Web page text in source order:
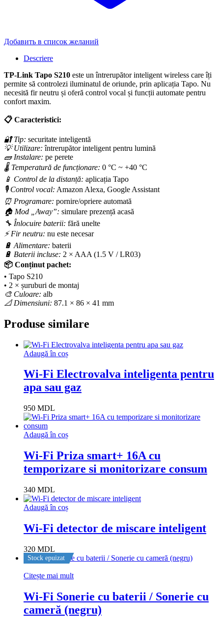
Добавить в список желаний
Descriere
TP-Link Tapo S210 este un întrerupător inteligent wireless care îți
permite să controlezi iluminatul de oriunde, prin aplicația Tapo. Nu
necesită fir neutru și oferă control vocal și funcții automate pentru
confort maxim.
📋 Caracteristici:
🔐 Tip: securitate inteligentă
💡 Utilizare: întrerupător inteligent pentru lumină
🧱 Instalare: pe perete
🌡 Temperatură de funcționare: 0 °C ~ +40 °C
📱 Control de la distanță: aplicația Tapo
🎙 Control vocal: Amazon Alexa, Google Assistant
⏰ Programare: pornire/opriere automată
🏠 Mod „Away”: simulare prezență acasă
🔧 Înlocuire baterii: fără unelte
⚡ Fir neutru: nu este necesar
🔋 Alimentare: baterii
🔋 Baterii incluse: 2 × AAA (1.5 V / LR03)
📦 Conținut pachet:
• Tapo S210
• 2 × șuruburi de montaj
🎨 Culoare: alb
📐 Dimensiuni: 87.1 × 86 × 41 mm
Produse similare
Adaugă în coș
Wi-Fi Electrovalva inteligenta pentru
apa sau gaz
950 MDL
Adaugă în coș
Wi-Fi Priza smart+ 16A cu
temporizare si monitorizare consum
340 MDL
Adaugă în coș
Wi-Fi detector de miscare inteligent
320 MDL
Stock epuizat
Citește mai mult
Wi-Fi Sonerie cu baterii / Sonerie cu
cameră (negru)